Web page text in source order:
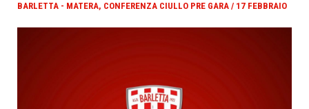
BARLETTA - MATERA, CONFERENZA CIULLO PRE GARA / 17 FEBBRAIO